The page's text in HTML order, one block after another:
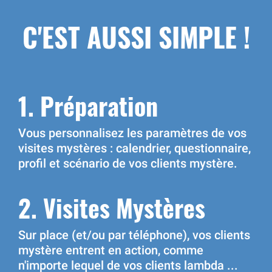
C'EST AUSSI SIMPLE !
1. Préparation
Vous personnalisez les paramètres de vos
visites mystères : calendrier, questionnaire,
profil et scénario de vos clients mystère.
2. Visites Mystères
Sur place (et/ou par téléphone), vos clients
mystère entrent en action, comme
n'importe lequel de vos clients lambda ...